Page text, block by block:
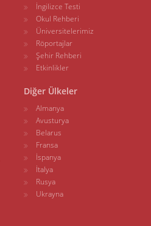
İngilizce Testi
Okul Rehberi
Üniversitelerimiz
Röportajlar
Şehir Rehberi
Etkinlikler
Diğer Ülkeler
Almanya
Avusturya
Belarus
Fransa
İspanya
İtalya
Rusya
Ukrayna